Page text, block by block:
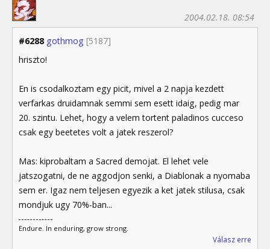
#6288 gothmog [5187]
2004.02.18. 08:54
hriszto!
En is csodalkoztam egy picit, mivel a 2 napja kezdett
verfarkas druidamnak semmi sem esett idaig, pedig mar
20. szintu. Lehet, hogy a velem tortent paladinos cucceso
csak egy beetetes volt a jatek reszerol?
Mas: kiprobaltam a Sacred demojat. El lehet vele
jatszogatni, de ne aggodjon senki, a Diablonak a nyomaba
sem er. Igaz nem teljesen egyezik a ket jatek stilusa, csak
mondjuk ugy 70%-ban...
Endure. In enduring, grow strong.
Válasz erre